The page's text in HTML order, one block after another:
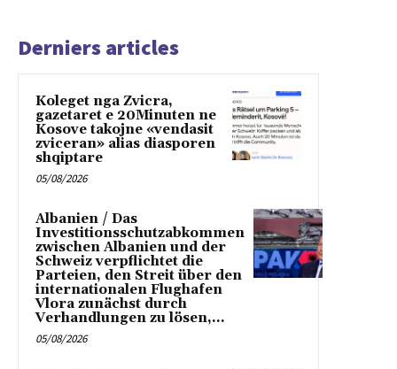
Derniers articles
Koleget nga Zvicra,
gazetaret e 20Minuten ne
Kosove takojne «vendasit
zviceran» alias diasporen
shqiptare
05/08/2026
Albanien / Das
Investitionsschutzabkommen
zwischen Albanien und der
Schweiz verpflichtet die
Parteien, den Streit über den
internationalen Flughafen
Vlora zunächst durch
Verhandlungen zu lösen,...
05/08/2026